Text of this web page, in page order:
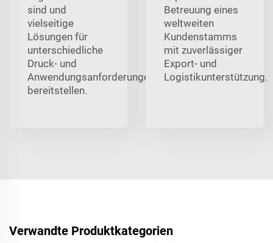
sind und
vielseitige
Lösungen für
unterschiedliche
Druck- und
Anwendungsanforderungen
bereitstellen.
Betreuung eines
weltweiten
Kundenstamms
mit zuverlässiger
Export- und
Logistikunterstützung.
Verwandte Produktkategorien